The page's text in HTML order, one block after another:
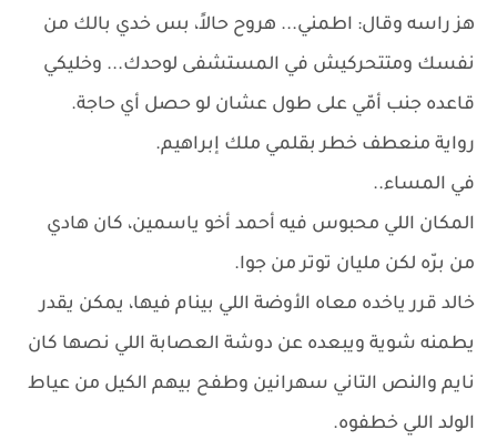
هز راسه وقال: اطمني... هروح حالاً، بس خدي بالك من
نفسك ومتتحركيش في المستشفى لوحدك... وخليكي
قاعده جنب أمّي على طول عشان لو حصل أي حاجة.
رواية منعطف خطر بقلمي ملك إبراهيم.
في المساء..
المكان اللي محبوس فيه أحمد أخو ياسمين، كان هادي
من برّه لكن مليان توتر من جوا.
خالد قرر ياخده معاه الأوضة اللي بينام فيها، يمكن يقدر
يطمنه شوية ويبعده عن دوشة العصابة اللي نصها كان
نايم والنص التاني سهرانين وطفح بيهم الكيل من عياط
الولد اللي خطفوه.